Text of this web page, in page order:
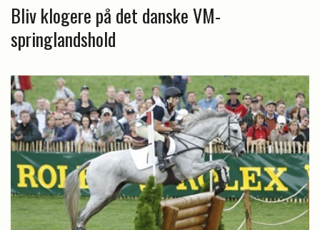
Bliv klogere på det danske VM-
springlandshold